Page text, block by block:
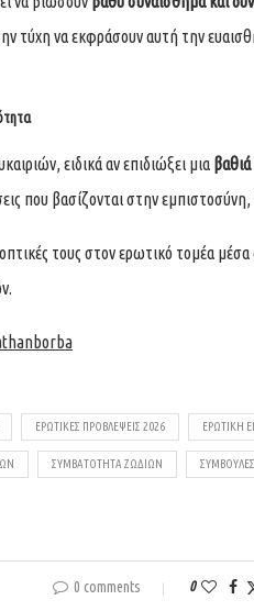
τύχη να εκφράσουν αυτή την
ειδικά αν επιδιώξει μια
που βασίζονται στην
τους στον ερωτικό τομέα
ΕΡΩΤΙΚΈΣ ΠΡΟΒΛΈΨΕΙΣ 2026 ΕΡΩΤΙΚΉ
ΣΥΜΒΑΤΌΤΗΤΑ ΖΩΔΊΩΝ ΣΥΜΒΟΥΛΈΣ
0 comments 0